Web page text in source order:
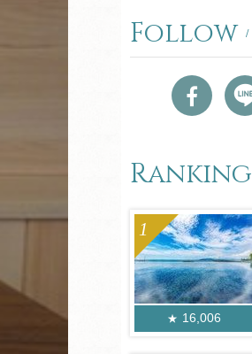
Follow
Ranking
16,006